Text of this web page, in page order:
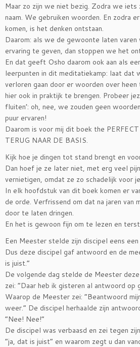
Maar zo zijn we niet bezig. Zodra we iets
naam. We gebruiken woorden. En zodra
komen, is het denken ontstaan.
Daarom: als we de gewoonte laten varen
ervaring te geven, dan stoppen we het
En dat geeft Osho daarom ook aan als
leerpunten in dit meditatiekamp: laat dat
verloren gaan door er woorden over
hier ook in praktijk te brengen. Probeer
fluiten’: oh, nee, we zouden geen
puur ervaren!
Daarom is voor mij dit boek the
TERUG NAAR DE BASIS.
Kijk hoe je dingen tot stand brengt en
Dan hoef je ze later niet, met erg veel
vernietigen, omdat ze zo schadelijk voor
In elk hoofdstuk van dit boek komen er
de orde. Verfrissend om dat na jaren van
door te laten dringen.
En het is gewoon fijn om te lezen en
Een Meester stelde zijn discipel eens
Dus deze discipel gaf antwoord en de
is juist.”
De volgende dag stelde de Meester
zei: “Daar heb ik gisteren al antwoord op
Waarop de Meester zei: “Beantwoord
weer.” De discipel herhaalde zijn
“Nee! Nee!”
De discipel was verbaasd en zei tegen
“ja, dat is juist” en waarom zegt u dan